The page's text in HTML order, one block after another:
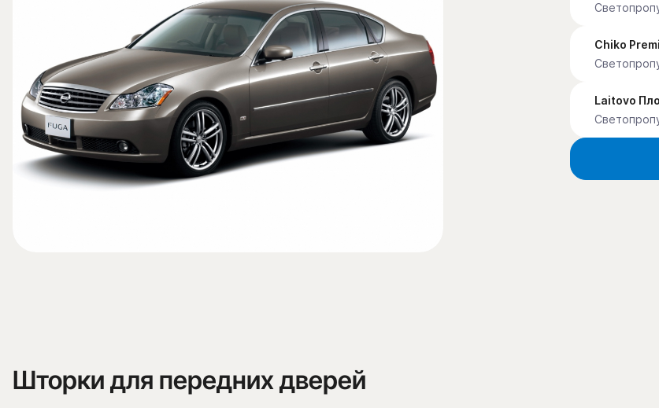
Chiko
Laitovo
Шторки для передних дверей